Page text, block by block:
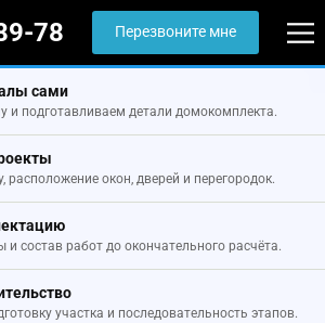
78 Перезвоните мне
сами
и подготавливаем детали домокомплекта.
расположение окон, дверей и перегородок.
состав работ до окончательного расчёта.
участка и последовательность этапов.